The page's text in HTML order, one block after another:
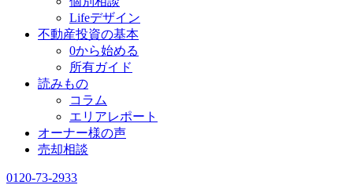
Lifeデザイン
不動産投資の基本
0から始める
所有ガイド
読みもの
コラム
エリアレポート
オーナー様の声
売却相談
0120-73-2933